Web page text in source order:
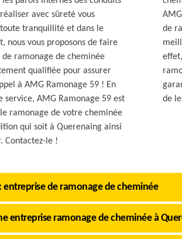
avec sûreté vous
tranquillité et dans le
nous vous proposons de faire
ramonage de cheminée
qualifiée pour assurer
à AMG Ramonage 59 ! En
service, AMG Ramonage 59 est
ramonage de votre cheminée
qui soit à Querenaing ainsi
Contactez-le !
de
de
entreprise de ramonage de cheminée
entreprise ramonage de cheminée à